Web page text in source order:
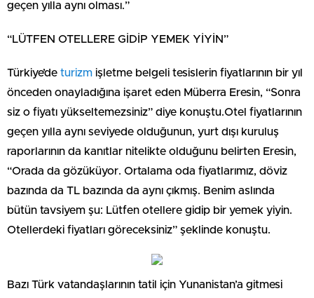
geçen yılla aynı olması.”
“LÜTFEN OTELLERE GİDİP YEMEK YİYİN”
Türkiye’de turizm işletme belgeli tesislerin fiyatlarının bir yıl
önceden onayladığına işaret eden Müberra Eresin, “Sonra
siz o fiyatı yükseltemezsiniz” diye konuştu.Otel fiyatlarının
geçen yılla aynı seviyede olduğunun, yurt dışı kuruluş
raporlarının da kanıtlar nitelikte olduğunu belirten Eresin,
“Orada da gözüküyor. Ortalama oda fiyatlarımız, döviz
bazında da TL bazında da aynı çıkmış. Benim aslında
bütün tavsiyem şu: Lütfen otellere gidip bir yemek yiyin.
Otellerdeki fiyatları göreceksiniz” şeklinde konuştu.
Bazı Türk vatandaşlarının tatil için Yunanistan’a gitmesi